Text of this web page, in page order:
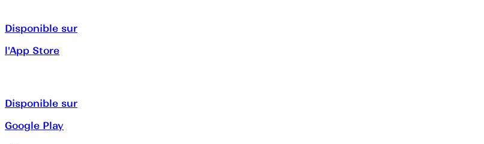
Disponible sur
l'App Store
Disponible sur
Google Play